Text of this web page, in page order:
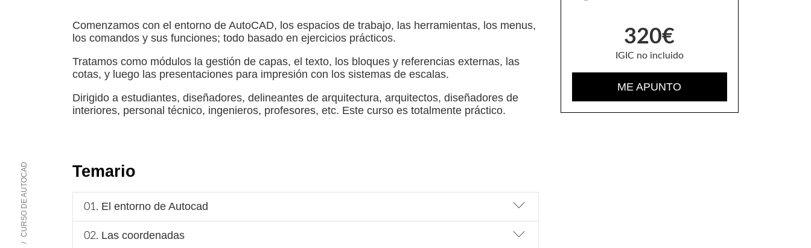
320€
IGIC no incluido
ME APUNTO
Comenzamos con el entorno de AutoCAD, los espacios de trabajo, las herramientas, los menus,
los comandos y sus funciones; todo basado en ejercicios prácticos.
Tratamos como módulos la gestión de capas, el texto, los bloques y referencias externas, las
cotas, y luego las presentaciones para impresión con los sistemas de escalas.
Dirigido a estudiantes, diseñadores, delineantes de arquitectura, arquitectos, diseñadores de
interiores, personal técnico, ingenieros, profesores, etc. Este curso es totalmente práctico.
Temario
El entorno de Autocad
Las coordenadas
CURSO DE AUTOCAD